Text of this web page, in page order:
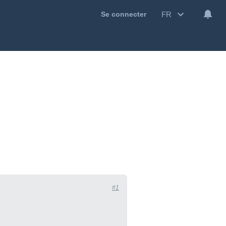
Se connecter FR
#1